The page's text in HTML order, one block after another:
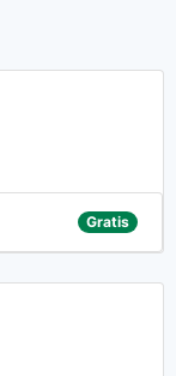
Gratis